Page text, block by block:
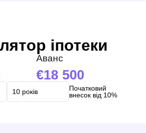
іпотеки
Аванс
18 500
Початковий
внесок від 10%